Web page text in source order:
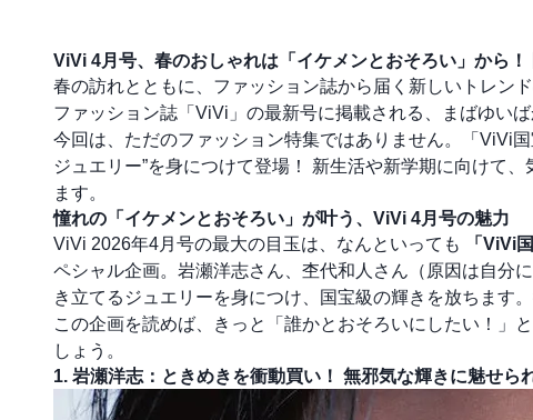
ViVi 4月号、春のおしゃれは「イケメンとおそろい」から
春の訪れとともに、ファッション誌から届く新しいトレン
ファッション誌「ViVi」の最新号に掲載される、まばゆいば
今回は、ただのファッション特集ではありません。「ViVi
ジュエリー”を身につけて登場！ 新生活や新学期に向けて
ます。
憧れの「イケメンとおそろい」が叶う、ViVi 4月号の魅力
ViVi 2026年4月号の最大の目玉は、なんといっても
「ViVi
ペシャル企画。岩瀬洋志さん、杢代和人さん（原因は自分
き立てるジュエリーを身につけ、国宝級の輝きを放ちます
この企画を読めば、きっと「誰かとおそろいにしたい！」
しょう。
1. 岩瀬洋志：ときめきを衝動買い！ 無邪気な輝きに魅せら